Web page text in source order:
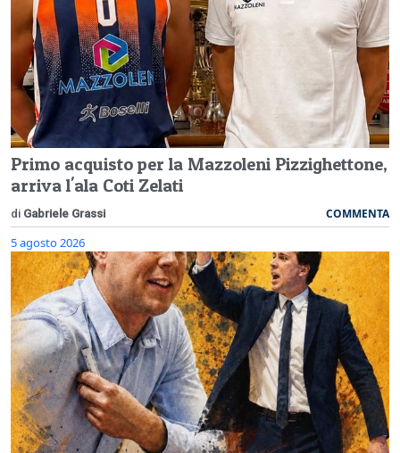
Primo acquisto per la Mazzoleni Pizzighettone,
arriva l'ala Coti Zelati
di Gabriele Grassi COMMENTA
5 agosto 2026